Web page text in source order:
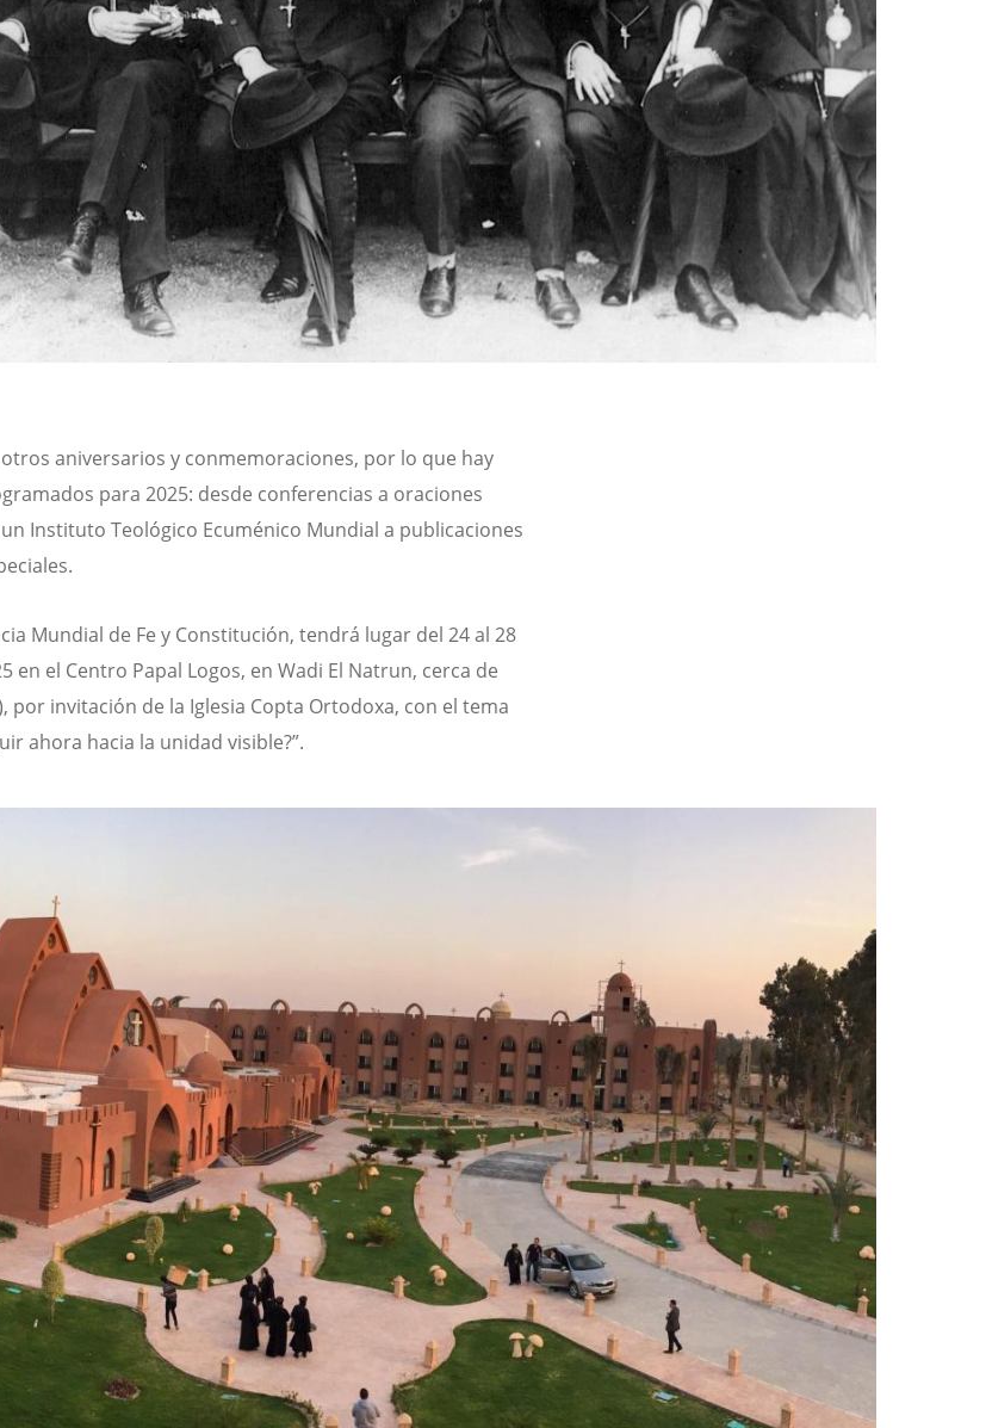
aniversarios y conmemoraciones, por lo que hay
para 2025: desde conferencias a oraciones
Instituto Teológico Ecuménico Mundial a publicaciones
Mundial de Fe y Constitución, tendrá lugar del 24 al 28
en el Centro Papal Logos, en Wadi El Natrun, cerca de
por invitación de la Iglesia Copta Ortodoxa, con el tema
ahora hacia la unidad visible?”.